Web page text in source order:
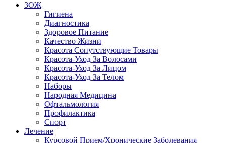
ЗОЖ
Гигиена
Диагностика
Здоровое Питание
Качество Жизни
Красота Сопутствующие Товары
Красота-Уход За Волосами
Красота-Уход За Лицом
Красота-Уход За Телом
Наборы
Народная Медицина
Офтальмология
Профилактика
Спорт
Лечение
Курсовой Прием/Хронические Заболевания